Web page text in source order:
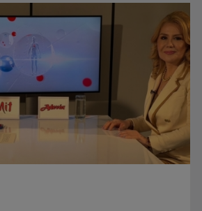
– a şasea cea mai votată piesă în